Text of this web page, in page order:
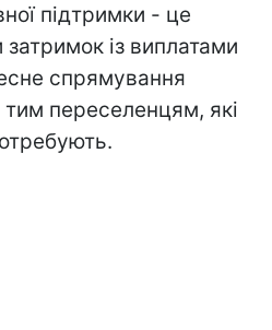
підтримки - це
із виплатами
спрямування
переселенцям, які